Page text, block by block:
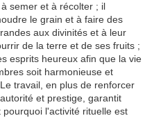
semer et à récolter ; il
le grain et à faire des
aux divinités et à leur
de la terre et de ses fruits ;
esprits heureux afin que la vie
soit harmonieuse et
travail, en plus de renforcer
et prestige, garantit
l'activité rituelle est